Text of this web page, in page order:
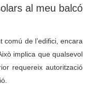
al meu balcó
de l’edifici, encara
implica que qualsevol
requereix autorització